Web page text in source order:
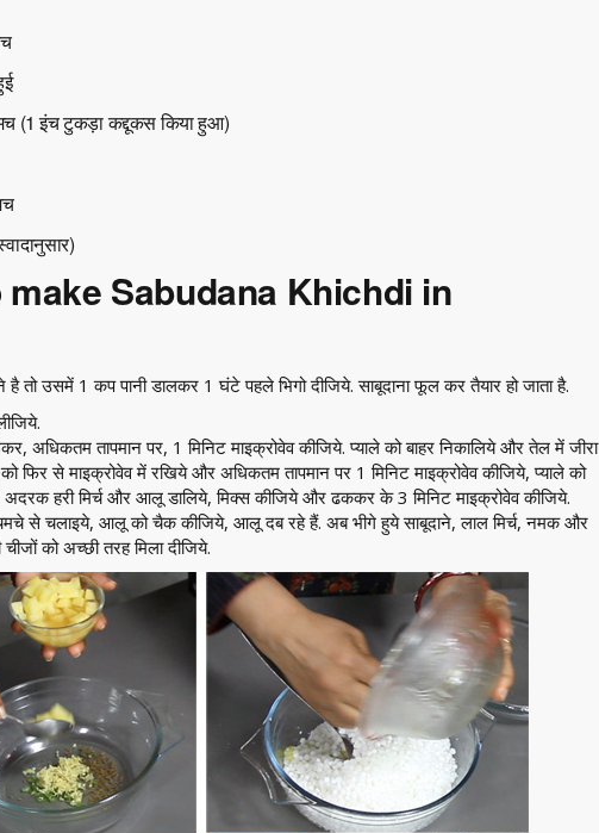
(1 इंच टुकड़ा कद्दूकस किया हुआ)
make Sabudana Khichdi in
है तो उसमें 1 कप पानी डालकर 1 घंटे पहले भिगो दीजिये. साबूदाना फूल कर तैयार हो जाता है.
अधिकतम तापमान पर, 1 मिनिट माइक्रोवेव कीजिये. प्याले को बाहर निकालिये और तेल में जीरा
फिर से माइक्रोवेव में रखिये और अधिकतम तापमान पर 1 मिनिट माइक्रोवेव कीजिये, प्याले को
अदरक हरी मिर्च और आलू डालिये, मिक्स कीजिये और ढककर के 3 मिनिट माइक्रोवेव कीजिये.
चमचे से चलाइये, आलू को चैक कीजिये, आलू दब रहे हैं. अब भीगे हुये साबूदाने, लाल मिर्च, नमक और
को अच्छी तरह मिला दीजिये.